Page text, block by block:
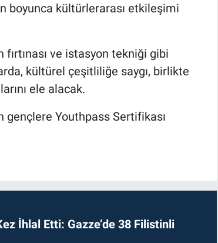
boyunca kültürlerarası etkileşimi
ve istasyon tekniği gibi
kültürel çeşitliliğe saygı, birlikte
ele alacak.
gençlere Youthpass Sertifikası
İhlal Etti: Gazze’de 38 Filistinli